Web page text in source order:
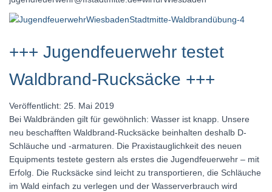
+++ Jugendfeuerwehr testet
Waldbrand-Rucksäcke +++
Veröffentlicht: 25. Mai 2019
Bei Waldbränden gilt für gewöhnlich: Wasser ist knapp. Unsere
neu beschafften Waldbrand-Rucksäcke beinhalten deshalb D-
Schläuche und -armaturen. Die Praxistauglichkeit des neuen
Equipments testete gestern als erstes die Jugendfeuerwehr – mit
Erfolg. Die Rucksäcke sind leicht zu transportieren, die Schläuche
im Wald einfach zu verlegen und der Wasserverbrauch wird